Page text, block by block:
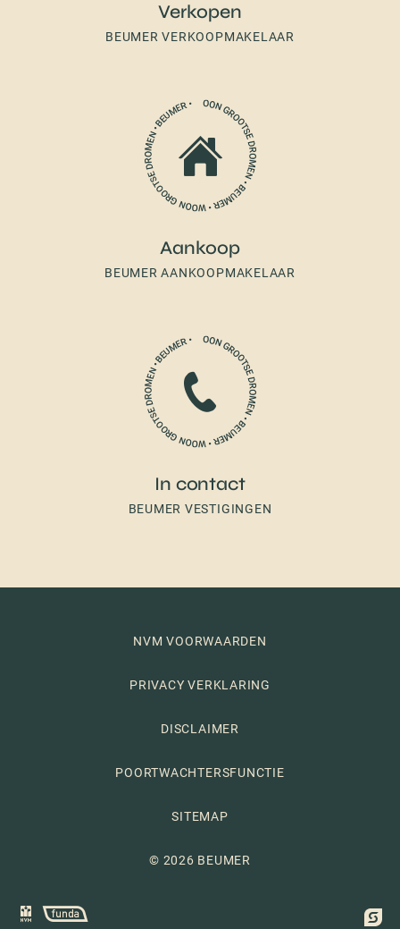
Verkopen
BEUMER VERKOOPMAKELAAR
Aankoop
BEUMER AANKOOPMAKELAAR
In contact
BEUMER VESTIGINGEN
NVM VOORWAARDEN
PRIVACY VERKLARING
DISCLAIMER
POORTWACHTERSFUNCTIE
SITEMAP
© 2026 BEUMER